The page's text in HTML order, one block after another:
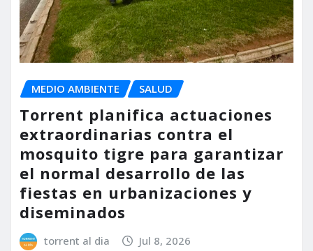
MEDIO AMBIENTE SALUD
Torrent planifica actuaciones
extraordinarias contra el
mosquito tigre para garantizar
el normal desarrollo de las
fiestas en urbanizaciones y
diseminados
torrent al dia Jul 8, 2026